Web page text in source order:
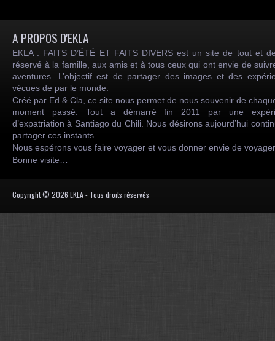
A PROPOS D'EKLA
EKLA : FAITS D’ÉTÉ ET FAITS DIVERS est un site de tout et
réservé à la famille, aux amis et à tous ceux qui ont envie de
aventures. L’objectif est de partager des images et des
vécues de par le monde.
Créé par Ed & Cla, ce site nous permet de nous souvenir de
moment passé. Tout a démarré fin 2011 par une
d’expatriation à Santiago du Chili. Nous désirons aujourd’hui
partager ces instants.
Nous espérons vous faire voyager et vous donner envie de
Bonne visite…
Copyright © 2026 EKLA - Tous droits réservés